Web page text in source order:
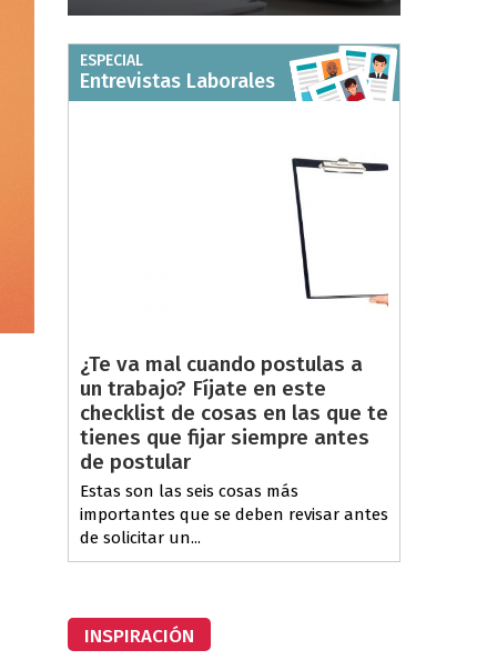
ESPECIAL
Entrevistas Laborales
¿Te va mal cuando postulas a
un trabajo? Fíjate en este
checklist de cosas en las que te
tienes que fijar siempre antes
de postular
Estas son las seis cosas más
importantes que se deben revisar antes
de solicitar un...
INSPIRACIÓN